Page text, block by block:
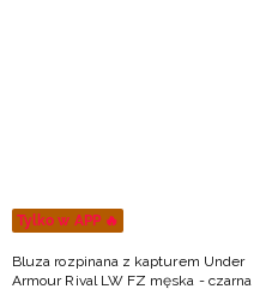
Tylko w APP 🔥
Bluza rozpinana z kapturem Under
Armour Rival LW FZ męska - czarna